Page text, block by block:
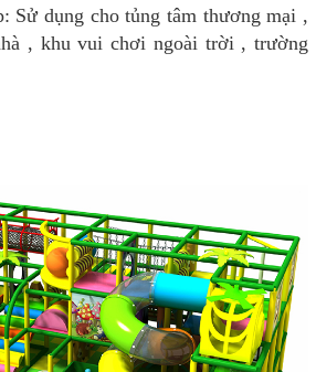
Sử dụng cho tủng tâm thương mại ,
, khu vui chơi ngoài trời , trường